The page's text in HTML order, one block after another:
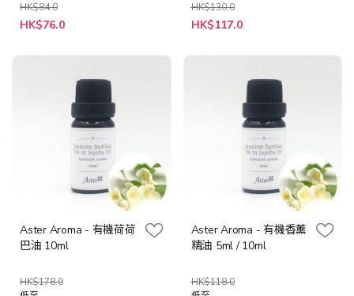
HK$84.0
特
殊
格
HK$76.0
HK$130.0
特
殊
格
HK$117.0
Aster Aroma - 有機荷荷
巴油 10ml
HK$178.0
Aster Aroma - 有機香薰
精油 5ml / 10ml
HK$118.0